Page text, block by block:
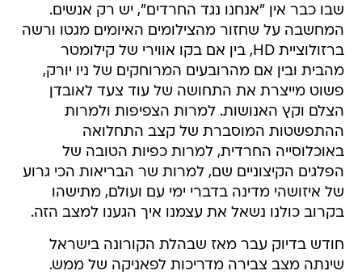
שבו כבר אין "אנחנו נגד החרדים", יש רק אנשים.
המחשבה על שחזור מהצילומים האיומים מגטו ורשה
ברזולוציית HD, בין אם בקו אווירי של קילומטר
מהבית ובין אם מהרובעים המרוחקים של ניו יורק,
פשוט מייצרת את התחושה של עוד צעד לאובדן
הצלם וקץ האנושות. למרות הצפיפות ולמרות
ההתפשטות המוסברת של קצב התחלואה
באוכלוסייה החרדית, למרות כפיות הטובה של
הפלגים הקיצוניים שם, למרות שר הבריאות הכי גרוע
של איזושהי מדינה בדברי ימי עם ועולם, מתישהו
בקרוב כולנו נשאל את עצמנו איך הגענו למצב הזה.
חודש בדיוק עבר מאז שבהלת הקורונה בישראל
שינתה מצב צבירה מדריכות לפאניקה של ממש.